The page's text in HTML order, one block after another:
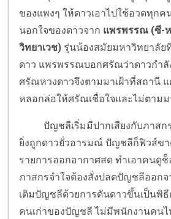
ของแพงๆ ให้ดาวเอาไปใช้อวดทุกค
นอกใจของดาวจาก แพรพรรณ (ซี-
วิทยาเวช) รุ่นน้องสมัยมหาวิทยาลัย
ดาว แพรพรรณบอกศรัณว่าดาวกำลั
ศรัณหวงดาวจึงตามมาเฝ้าที่สถานี
หลอกล่อให้ศรัณเชื่อใจและไม่ตามม
ปัญชลีเริ่มมีปากเสียงกับภาสกร
ยิ่งถูกดาวยั่วอารมณ์ ปัญชลีก็ฟิวส์ข
รายการออกอากาศสด ทำเอาคนดู
ภาสกรจำใจต้องสั่งปลดปัญชลีออกจ
เติมปัญชลีด้วยการดันดาวขึ้นเป็นพิ
คนเก่าของปัญชลี ไม่มีพนักงานคน